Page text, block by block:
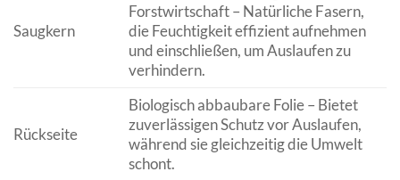
Saugkern
Forstwirtschaft – Natürliche Fasern,
die Feuchtigkeit effizient aufnehmen
und einschließen, um Auslaufen zu
verhindern.
Rückseite
Biologisch abbaubare Folie – Bietet
zuverlässigen Schutz vor Auslaufen,
während sie gleichzeitig die Umwelt
schont.